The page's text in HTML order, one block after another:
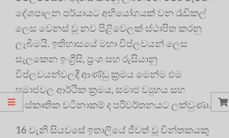
දේශපාලන පර්යායට අභියෝගයක් වන රැඩිකල්
ලෙස වෙනස් වූ නව පිළිවෙලක් ස්ථාපිත කරනු
ලැබීමයි. ඉතිහාසයේ මහා විප්ලවයන් ලෙස
සැලකෙන ඉංග්‍රීසි, ප්‍රංශ සහ රුසියානු
විප්ලවයන්වලදී ආණ්ඩු ක්‍රමය මෙන්ම එම
සමාජවල ආර්ථික ක්‍රමය, සමාජ ව්‍යුහය සහ
සංස්කෘතික වටිනාකම් ද පරිවර්තනයට ලක්වුණා.
16 වැනි සියවසේ ඉතාලියේ ජීවත් වූ චින්තකයකු